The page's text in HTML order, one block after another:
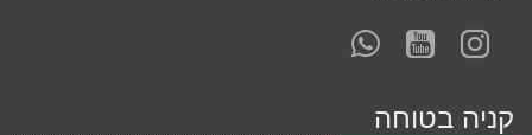
עקוב
אחרינו
YouTube
עקוב
אחרינו
YouTubeקניה בטוחה